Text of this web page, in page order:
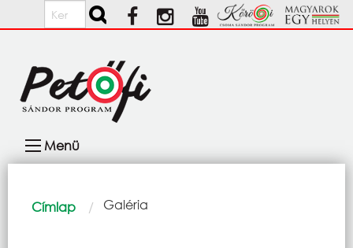
Ugrás a tartalomra
Keresés
navigáció
Menü
Morzsa
Címlap Current:
Galéria